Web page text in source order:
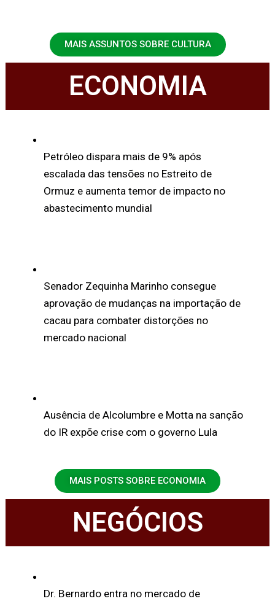
MAIS ASSUNTOS SOBRE CULTURA
ECONOMIA
Petróleo dispara mais de 9% após
escalada das tensões no Estreito de
Ormuz e aumenta temor de impacto no
abastecimento mundial
Senador Zequinha Marinho consegue
aprovação de mudanças na importação de
cacau para combater distorções no
mercado nacional
Ausência de Alcolumbre e Motta na sanção
do IR expõe crise com o governo Lula
MAIS POSTS SOBRE ECONOMIA
NEGÓCIOS
Dr. Bernardo entra no mercado de